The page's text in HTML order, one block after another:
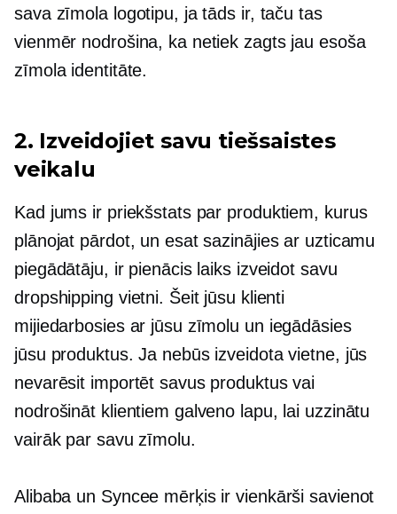
sava zīmola logotipu, ja tāds ir, taču tas
vienmēr nodrošina, ka netiek zagts jau esoša
zīmola identitāte.
2. Izveidojiet savu tiešsaistes
veikalu
Kad jums ir priekšstats par produktiem, kurus
plānojat pārdot, un esat sazinājies ar uzticamu
piegādātāju, ir pienācis laiks izveidot savu
dropshipping vietni. Šeit jūsu klienti
mijiedarbosies ar jūsu zīmolu un iegādāsies
jūsu produktus. Ja nebūs izveidota vietne, jūs
nevarēsit importēt savus produktus vai
nodrošināt klientiem galveno lapu, lai uzzinātu
vairāk par savu zīmolu.
Alibaba un Syncee mērķis ir vienkārši savienot